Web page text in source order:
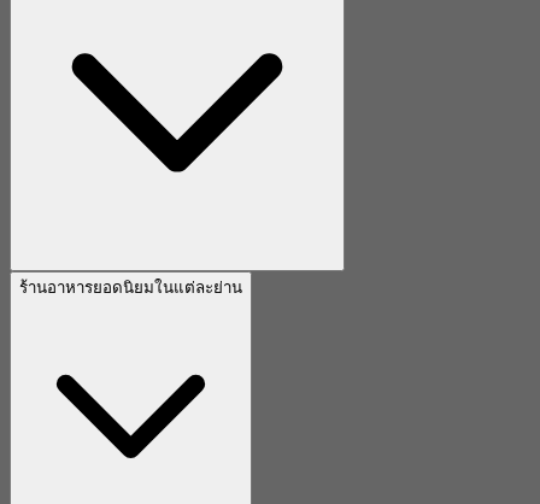
ร้านอาหารยอดนิยมในแต่ละย่าน